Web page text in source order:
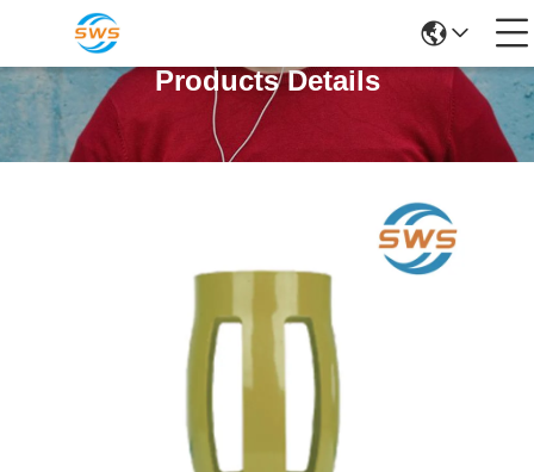
Products Details